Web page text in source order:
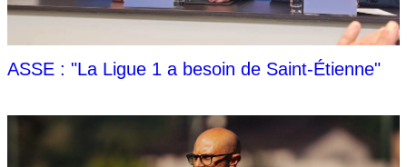
ASSE : "La Ligue 1 a besoin de Saint-Étienne"